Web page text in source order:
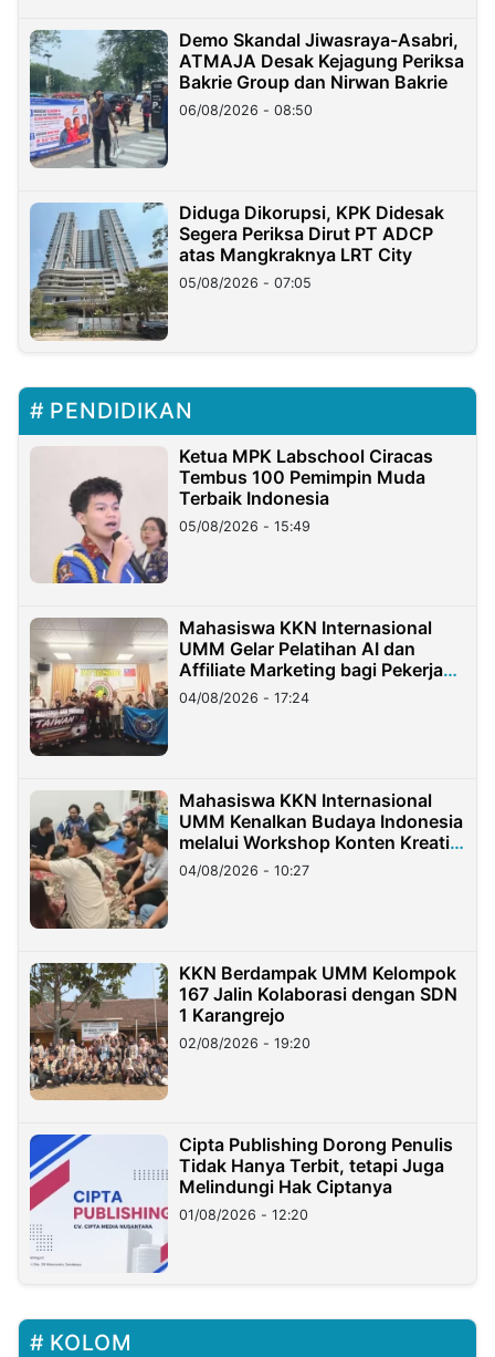
Demo Skandal Jiwasraya-Asabri,
ATMAJA Desak Kejagung Periksa
Bakrie Group dan Nirwan Bakrie
06/08/2026 - 08:50
Diduga Dikorupsi, KPK Didesak
Segera Periksa Dirut PT ADCP
atas Mangkraknya LRT City
05/08/2026 - 07:05
PENDIDIKAN
Ketua MPK Labschool Ciracas
Tembus 100 Pemimpin Muda
Terbaik Indonesia
05/08/2026 - 15:49
Mahasiswa KKN Internasional
UMM Gelar Pelatihan AI dan
Affiliate Marketing bagi Pekerja
Migran Indonesia di Taiwan
04/08/2026 - 17:24
Mahasiswa KKN Internasional
UMM Kenalkan Budaya Indonesia
melalui Workshop Konten Kreatif
di Taiwan
04/08/2026 - 10:27
KKN Berdampak UMM Kelompok
167 Jalin Kolaborasi dengan SDN
1 Karangrejo
02/08/2026 - 19:20
Cipta Publishing Dorong Penulis
Tidak Hanya Terbit, tetapi Juga
Melindungi Hak Ciptanya
01/08/2026 - 12:20
KOLOM